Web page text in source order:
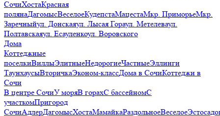
СочиХостаКрасная
полянаДагомысВеселоеКудепстаМацестаМкр. ПриморьеМкр.
Заречныйул. Донскаяул. Лысая Гораул. Метелеваул.
Полтавскаяул. Есауленкоул. Воровского
Дома
Коттеджные
поселкиВиллыЭлитныеНедорогиеЧастныеЭллинги
ТаунхаусыВторичкаЭконом-классДома в СочиКоттеджи в
Сочи
В центре СочиУ моряВ горахС бассейномС
участкомПригород
СочиАдлерДагомысХостаМамайкаРаздольноеВеселое